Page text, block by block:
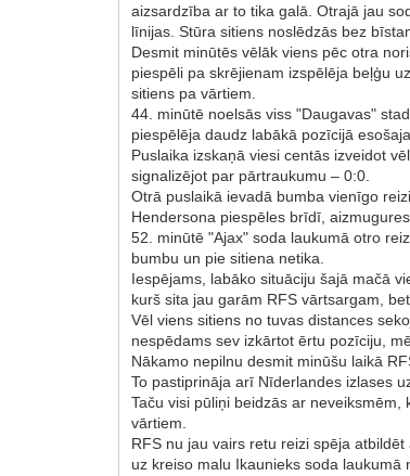
aizsardzība ar to tika galā. Otrajā jau
līnijas. Stūra sitiens noslēdzās bez
Desmit minūtēs vēlāk viens pēc otra
piespēli pa skrējienam izspēlēja beļģu
sitiens pa vārtiem.
44. minūtē noelsās viss "Daugavas"
piespēlēja daudz labākā pozīcijā
Puslaika izskaņā viesi centās izveidot
signalizējot par pārtraukumu – 0:0.
Otrā puslaikā ievadā bumba vienīgo
Hendersona piespēles brīdī,
52. minūtē "Ajax" soda laukumā otro
bumbu un pie sitiena netika.
Iespējams, labāko situāciju šajā mačā
kurš sita jau garām RFS vārtsargam,
Vēl viens sitiens no tuvas distances
nespēdams sev izkārtot ērtu pozīciju,
Nākamo nepilnu desmit minūšu laikā
To pastiprināja arī Nīderlandes izlases
Taču visi pūliņi beidzās ar
vārtiem.
RFS nu jau vairs retu reizi spēja
uz kreiso malu Ikaunieks soda laukumā